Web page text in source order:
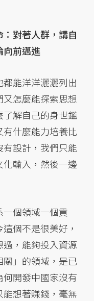
對著人群，講自
向前邁進
能洋洋灑灑列出
怎麼能探索思想
解自己的身世鑑
什麼能力培養比
設計，我們只能
輸入，然後一邊
個領域一個貢
個不是很美好，
，能夠投入資源
」的領域，是已
開發中國家沒有
想著賺錢，毫無